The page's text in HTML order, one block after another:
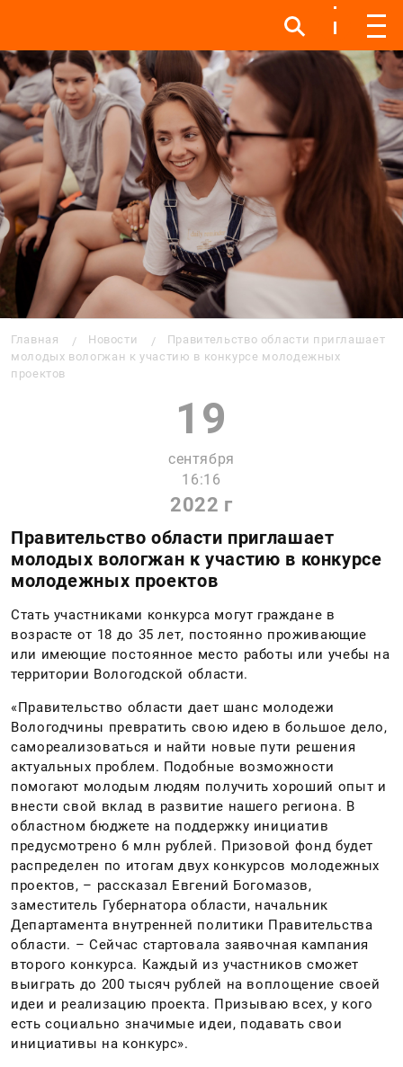
Инфо Инфо Меню
Главная Новости
Правительство области приглашает
молодых вологжан к участию в конкурсе молодежных
проектов
19
сентября
16:16
2022 г
Правительство области приглашает
молодых вологжан к участию в конкурсе
молодежных проектов
Стать участниками конкурса могут граждане в
возрасте от 18 до 35 лет, постоянно проживающие
или имеющие постоянное место работы или учебы на
территории Вологодской области. ​
«Правительство области дает шанс молодежи
Вологодчины превратить свою идею в большое дело,
самореализоваться и найти новые пути решения
актуальных проблем. Подобные возможности
помогают молодым людям получить хороший опыт и
внести свой вклад в развитие нашего региона. В
областном бюджете на поддержку инициатив
предусмотрено 6 млн рублей. Призовой фонд будет
распределен по итогам двух конкурсов молодежных
проектов, – рассказал Евгений Богомазов,
заместитель Губернатора области, начальник
Департамента внутренней политики Правительства
области. – Сейчас стартовала заявочная кампания
второго конкурса. Каждый из участников сможет
выиграть до 200 тысяч рублей на воплощение своей
идеи и реализацию проекта. Призываю всех, у кого
есть социально значимые идеи, подавать свои
инициативы на конкурс».